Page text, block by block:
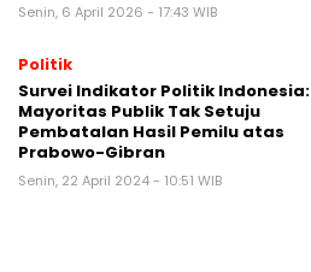
Senin, 6 April 2026 - 17:43 WIB
Politik
Survei Indikator Politik Indonesia:
Mayoritas Publik Tak Setuju
Pembatalan Hasil Pemilu atas
Prabowo-Gibran
Senin, 22 April 2024 - 10:51 WIB